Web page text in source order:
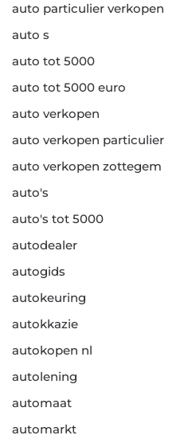
auto particulier verkopen
auto s
auto tot 5000
auto tot 5000 euro
auto verkopen
auto verkopen particulier
auto verkopen zottegem
auto's
auto's tot 5000
autodealer
autogids
autokeuring
autokkazie
autokopen nl
autolening
automaat
automarkt